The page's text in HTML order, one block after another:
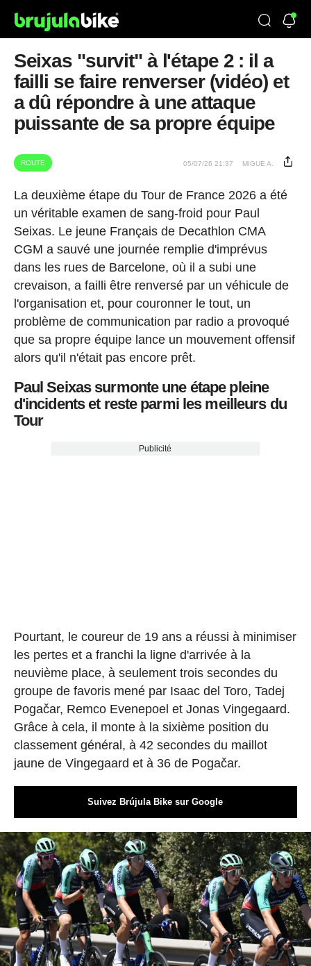
Seixas "survit" à l'étape 2 : il a
failli se faire renverser (vidéo) et
a dû répondre à une attaque
puissante de sa propre équipe
ROUTE 05/07/26 21:37 MIGUE A.
La deuxième étape du Tour de France 2026 a été
un véritable examen de sang-froid pour Paul
Seixas. Le jeune Français de Decathlon CMA
CGM a sauvé une journée remplie d'imprévus
dans les rues de Barcelone, où il a subi une
crevaison, a failli être renversé par un véhicule de
l'organisation et, pour couronner le tout, un
problème de communication par radio a provoqué
que sa propre équipe lance un mouvement offensif
alors qu'il n'était pas encore prêt.
Paul Seixas surmonte une étape pleine
d'incidents et reste parmi les meilleurs du
Tour
Publicité
Pourtant, le coureur de 19 ans a réussi à minimiser
les pertes et a franchi la ligne d'arrivée à la
neuvième place, à seulement trois secondes du
groupe de favoris mené par Isaac del Toro, Tadej
Pogačar, Remco Evenepoel et Jonas Vingegaard.
Grâce à cela, il monte à la sixième position du
classement général, à 42 secondes du maillot
jaune de Vingegaard et à 36 de Pogačar.
Suivez Brújula Bike sur Google